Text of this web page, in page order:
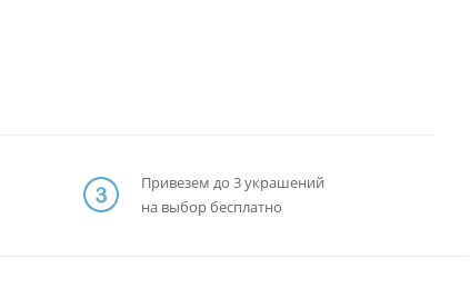
Привезем до 3 украшений
на выбор бесплатно